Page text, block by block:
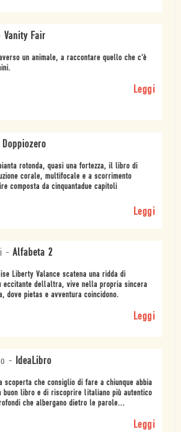
Vanity Fair
un animale, a raccontare quello che c'è
Leggi
Doppiozero
rotonda, quasi una fortezza, il libro di
corale, multifocale e a scorrimento
composta da cinquantadue capitoli
Leggi
- Alfabeta 2
Liberty Valance scatena una ridda di
eccitante dellaltra, vive nella propria sincera
dove pietas e avventura coincidono.
Leggi
- IdeaLibro
scoperta che consiglio di fare a chiunque abbia
buon libro e di riscoprire litaliano più autentico
che albergano dietro le parole...
Leggi